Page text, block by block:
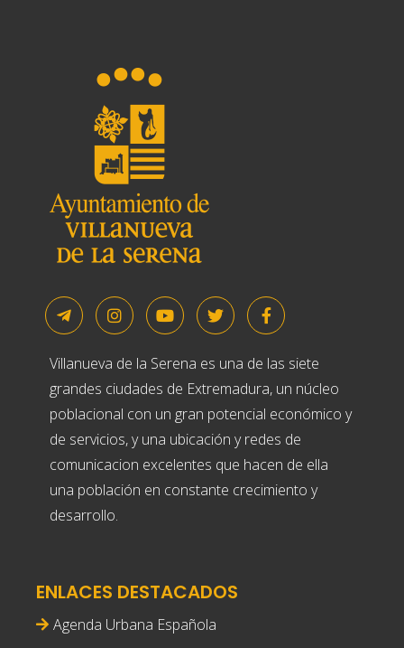
Villanueva de la Serena es una de las siete
grandes ciudades de Extremadura, un núcleo
poblacional con un gran potencial económico y
de servicios, y una ubicación y redes de
comunicacion excelentes que hacen de ella
una población en constante crecimiento y
desarrollo.
ENLACES DESTACADOS
Agenda Urbana Española